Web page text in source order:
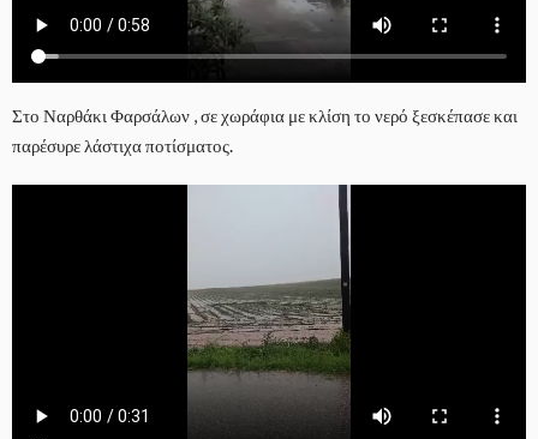
Στο Ναρθάκι Φαρσάλων , σε χωράφια με κλίση το νερό ξεσκέπασε και
παρέσυρε λάστιχα ποτίσματος.